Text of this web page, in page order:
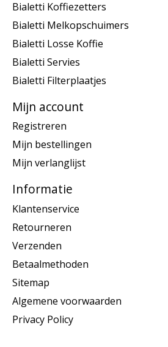
Bialetti Koffiezetters
Bialetti Melkopschuimers
Bialetti Losse Koffie
Bialetti Servies
Bialetti Filterplaatjes
Mijn account
Registreren
Mijn bestellingen
Mijn verlanglijst
Informatie
Klantenservice
Retourneren
Verzenden
Betaalmethoden
Sitemap
Algemene voorwaarden
Privacy Policy